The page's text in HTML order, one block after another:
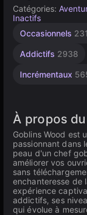
Catégories:
Inactifs
Occasionnels
Addictifs 2938
Incrémentaux
Construction
Gestion
Ressources
Haute
3569
Navigateur
Cocos
À propos
Goblins Wood est
passionnant dans
peau d'un chef
améliorer vos
sans
enchanteresse de
expérience
addictifs, ses
qui évolue à